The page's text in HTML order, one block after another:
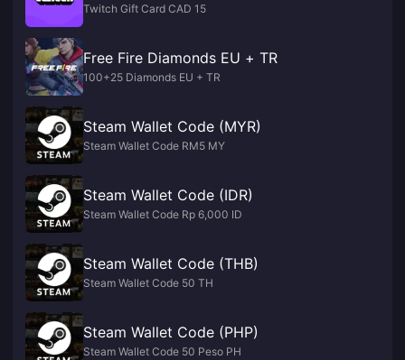
Twitch Gift Card CAD 15
Free Fire Diamonds EU + TR
100+25 Diamonds EU + TR
Steam Wallet Code (MYR)
Steam Wallet Code RM5 MY
Steam Wallet Code (IDR)
Steam Wallet Code Rp 6,000 ID
Steam Wallet Code (THB)
Steam Wallet Code 50 TH
Steam Wallet Code (PHP)
Steam Wallet Code 50 Peso PH